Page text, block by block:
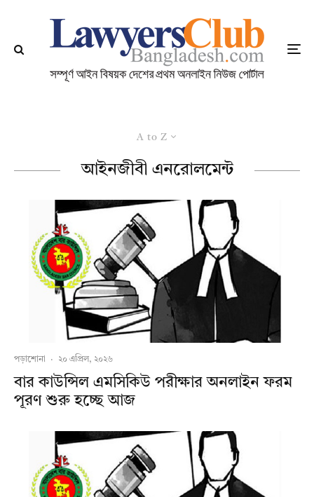
A to Z
আইনজীবী এনরোলমেন্ট
পড়াশোনা · ২০ এপ্রিল, ২০২৬
বার কাউন্সিল এমসিকিউ পরীক্ষার অনলাইন ফরম
পূরণ শুরু হচ্ছে আজ